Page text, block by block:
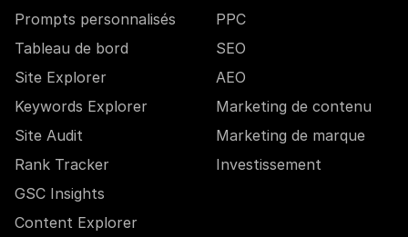
Prompts personnalisés
Tableau de bord
Site Explorer
Keywords Explorer
Site Audit
Rank Tracker
GSC Insights
Content Explorer
PPC
SEO
AEO
Marketing de contenu
Marketing de marque
Investissement